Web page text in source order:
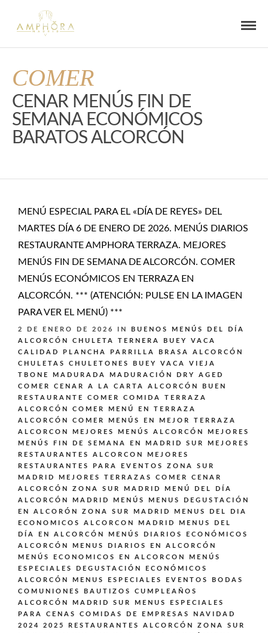
COMER
CENAR MENÚS FIN DE
SEMANA ECONÓMICOS
BARATOS ALCORCÓN
MENÚ ESPECIAL PARA EL «DÍA DE REYES» DEL
MARTES DÍA 6 DE ENERO DE 2026. MENÚS DIARIOS
RESTAURANTE AMPHORA TERRAZA. MEJORES
MENÚS FIN DE SEMANA DE ALCORCÓN. COMER
MENÚS ECONÓMICOS EN TERRAZA EN
ALCORCÓN. *** (ATENCIÓN: PULSE EN LA IMAGEN
PARA VER EL MENÚ) ***
2 DE ENERO DE 2026 IN
BUENOS MENÚS DEL DÍA
ALCORCÓN
CHULETA TERNERA BUEY VACA
CALIDAD PLANCHA PARRILLA BRASA ALCORCÓN
CHULETAS CHULETONES BUEY VACA VIEJA
TBONE MADURADA MADURACIÓN DRY AGED
COMER CENAR A LA CARTA ALCORCÓN BUEN
RESTAURANTE
COMER COMIDA TERRAZA
ALCORCÓN
COMER MENÚ EN TERRAZA
ALCORCÓN
COMER MENÚS EN MEJOR TERRAZA
ALCORCON
MEJORES MENÚS ALCORCÓN
MEJORES
MENÚS FIN DE SEMANA EN MADRID SUR
MEJORES
RESTAURANTES ALCORCON
MEJORES
RESTAURANTES PARA EVENTOS ZONA SUR
MADRID
MEJORES TERRAZAS COMER CENAR
ALCORCÓN ZONA SUR MADRID
MENÚ DEL DÍA
ALCORCÓN MADRID
MENÚS
MENUS DEGUSTACIÓN
EN ALCORÓN ZONA SUR MADRID
MENUS DEL DIA
ECONOMICOS ALCORCON MADRID
MENUS DEL
DÍA EN ALCORCÓN
MENÚS DIARIOS ECONÓMICOS
ALCORCÓN
MENUS DIARIOS EN ALCORCÓN
MENÚS ECONOMICOS EN ALCORCON
MENÚS
ESPECIALES DEGUSTACIÓN ECONÓMICOS
ALCORCÓN
MENUS ESPECIALES EVENTOS BODAS
COMUNIONES BAUTIZOS CUMPLEAÑOS
ALCORCÓN MADRID SUR
MENUS ESPECIALES
PARA CENAS COMIDAS DE EMPRESAS NAVIDAD
2024 2025 RESTAURANTES ALCORCÓN ZONA SUR